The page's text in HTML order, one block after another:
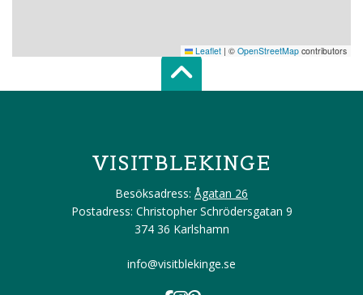
Leaflet | © OpenStreetMap contributors
Scroll top of
VISITBLEKINGE
Besöksadress: Ågatan 26
Postadress: Christopher Schrödersgatan 9
374 36 Karlshamn
info@visitblekinge.se